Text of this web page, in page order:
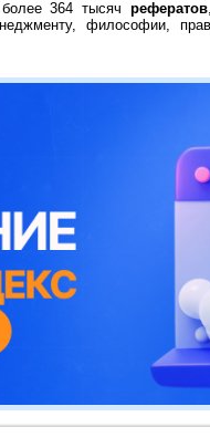
364 тысяч рефератов
философии,